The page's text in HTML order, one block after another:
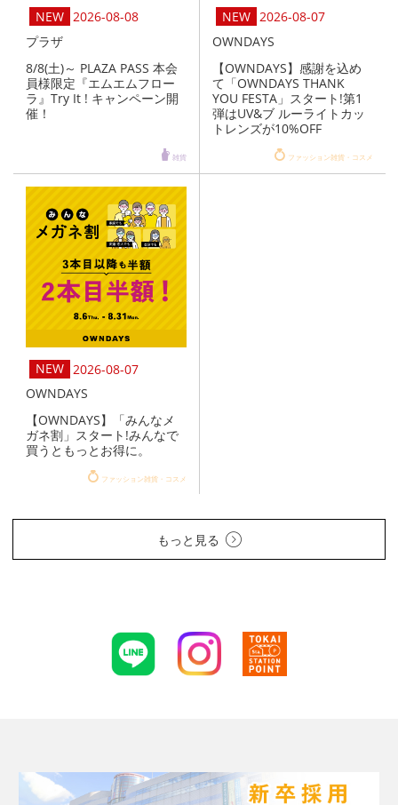
2026-08-08
プラザ
8/8(土)～ PLAZA PASS 本会
員様限定『エムエムフロー
ラ』Try It ! キャンペーン開
催！
雑貨
2026-08-07
OWNDAYS
【OWNDAYS】感謝を込め
て「OWNDAYS THANK
YOU FESTA」スタート!第1
弾はUV&ブ ルーライトカッ
トレンズが10%OFF
ファッション雑貨・コスメ
2026-08-07
OWNDAYS
【OWNDAYS】「みんなメ
ガネ割」スタート!みんなで
買うともっとお得に。
ファッション雑貨・コスメ
もっと見る